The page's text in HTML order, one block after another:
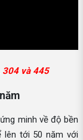
304 và 445
minh về độ bền
tới 50 năm với